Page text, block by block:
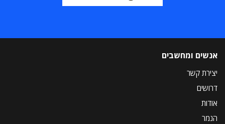
אנשים ומחשבים
יצירת קשר
דרושים
אודות
הנמר